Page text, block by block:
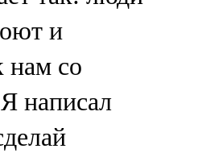
и
нам со
написал